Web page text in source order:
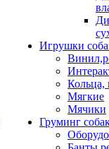
Игрушки
Кольца,
Мягкие
Мячики
Груминг